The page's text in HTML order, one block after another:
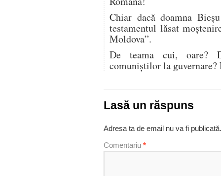
Chiar dacă doamna
testamentul lăsat
Moldova”.
De teama cui, oare?
comuniștilor la
Lasă un răspuns
Adresa ta de email nu va fi publicată.
Comentariu *